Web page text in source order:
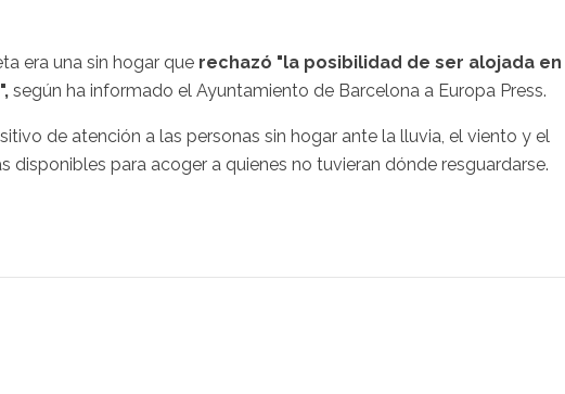
era una sin hogar que rechazó "la posibilidad de ser alojada en
según ha informado el Ayuntamiento de Barcelona a Europa Press.
de atención a las personas sin hogar ante la lluvia, el viento y el
para acoger a quienes no tuvieran dónde resguardarse.